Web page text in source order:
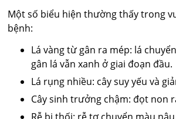
Một số biểu hiện thường thấy trong
bệnh:
Lá vàng từ gân ra mép: lá
gân lá vẫn xanh ở giai đoạn đầu.
Lá rụng nhiều: cây suy yếu và
Cây sinh trưởng chậm: đọt non